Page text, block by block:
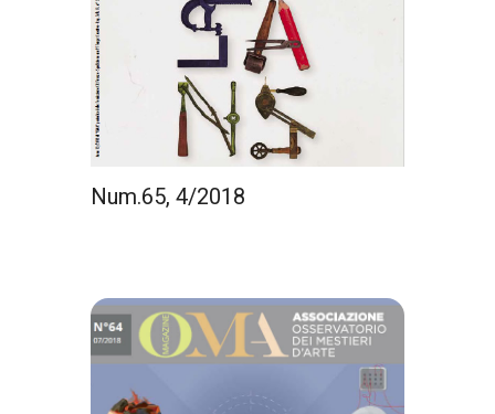
Num.65, 4/2018